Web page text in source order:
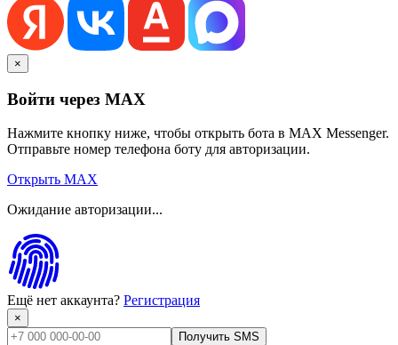
×
Войти через MAX
Нажмите кнопку ниже, чтобы открыть бота в MAX Messenger.
Отправьте номер телефона боту для авторизации.
Открыть MAX
Ожидание авторизации...
Ещё нет аккаунта? Регистрация
×
Получить SMS